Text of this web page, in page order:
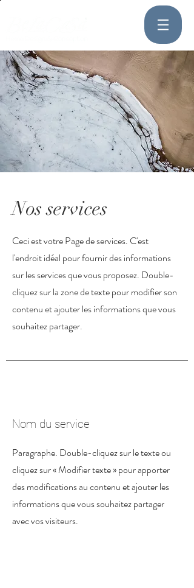
Nos services
Ceci est votre Page de services. C'est
l'endroit idéal pour fournir des informations
sur les services que vous proposez. Double-
cliquez sur la zone de texte pour modifier son
contenu et ajouter les informations que vous
souhaitez partager.
Nom du service
Paragraphe. Double-cliquez sur le texte ou
cliquez sur « Modifier texte » pour apporter
des modifications au contenu et ajouter les
informations que vous souhaitez partager
avec vos visiteurs.